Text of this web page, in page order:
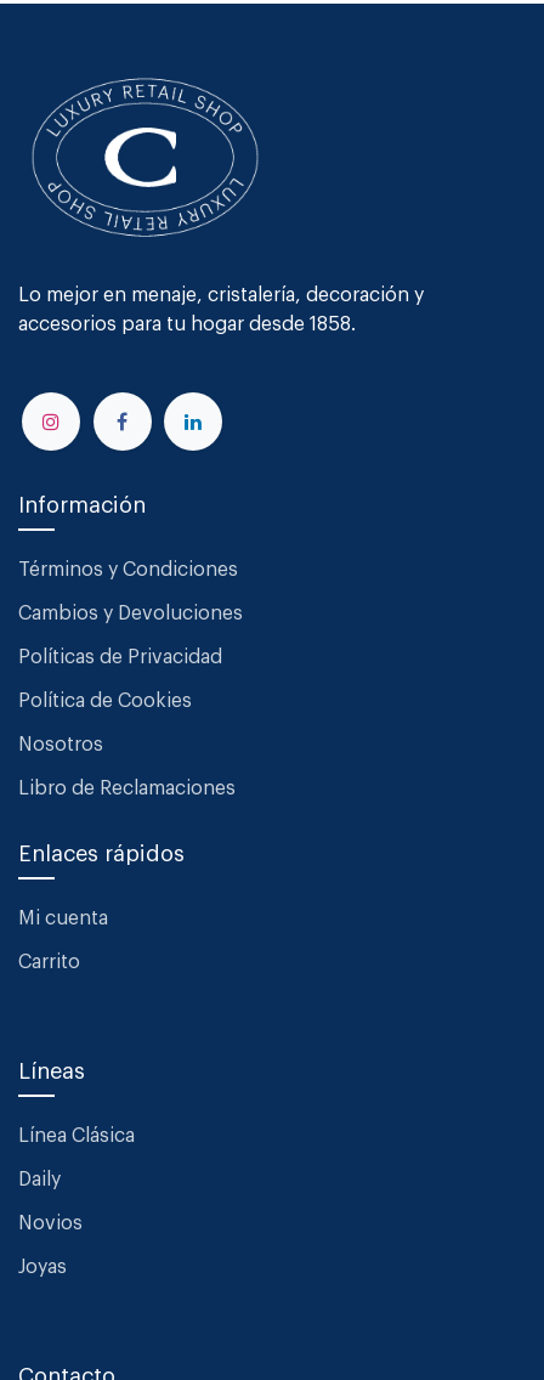
Lo mejor en menaje, cristalería, decoración y
accesorios para tu hogar desde 1858.
Información
Términos y Condiciones
Cambios y Devoluciones
Políticas de Privacidad
Política de Cookies
Nosotros
Libro de Reclamaciones
Enlaces rápidos
Mi cuenta
Carrito
Líneas
Línea Clásica
Daily
Novios
Joyas